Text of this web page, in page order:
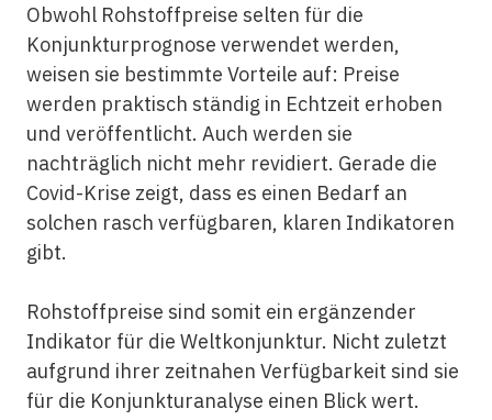
Obwohl Rohstoffpreise selten für die
Konjunkturprognose verwendet werden,
weisen sie bestimmte Vorteile auf: Preise
werden praktisch ständig in Echtzeit erhoben
und veröffentlicht. Auch werden sie
nachträglich nicht mehr revidiert. Gerade die
Covid-Krise zeigt, dass es einen Bedarf an
solchen rasch verfügbaren, klaren Indikatoren
gibt.
Rohstoffpreise sind somit ein ergänzender
Indikator für die Weltkonjunktur. Nicht zuletzt
aufgrund ihrer zeitnahen Verfügbarkeit sind sie
für die Konjunkturanalyse einen Blick wert.